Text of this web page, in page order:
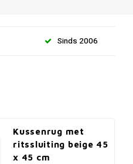
Sinds 2006
Kussenrug met
ritssluiting beige 45
x 45 cm